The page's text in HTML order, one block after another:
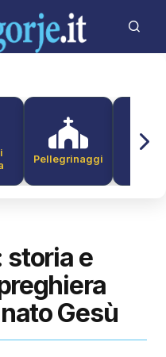
Pellegrinaggi
storia e
Gesù